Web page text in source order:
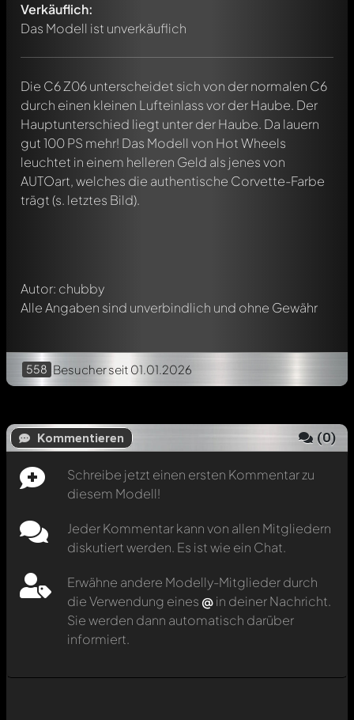
Verkäuflich:
Das Modell ist unverkäuflich
Die C6 Z06 unterscheidet sich von der normalen C6
durch einen kleinen Lufteinlass vor der Haube. Der
Hauptunterschied liegt unter der Haube. Da lauern
gut 100 PS mehr! Das Modell von Hot Wheels
leuchtet in einem helleren Geld als jenes von
AUTOart, welches die authentische Corvette-Farbe
trägt (s. letztes Bild).
Autor: chubby
Alle Angaben sind unverbindlich und ohne Gewähr
558 Besucherseit 01.01.2026
Kommentieren (0)
Schreibe jetzt einen ersten Kommentar zu
diesem Modell!
Jeder Kommentar kann von allen Mitgliedern
diskutiert werden. Es ist wie ein Chat.
Erwähne andere Modelly-Mitglieder durch
die Verwendung eines @in deiner Nachricht.
Sie werden dann automatisch darüber
informiert.
Schreibe jetzt einen ersten Kommentar zu diesem Modell!
Jeder Kommentar kann von allen Mitgliedern diskutiert
werden. Es ist wie ein Chat.
Erwähne andere Modelly-Mitglieder durch die